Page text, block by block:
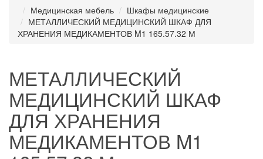
Медицинская мебель
Шкафы медицинские
МЕТАЛЛИЧЕСКИЙ МЕДИЦИНСКИЙ ШКАФ ДЛЯ
ХРАНЕНИЯ МЕДИКАМЕНТОВ M1 165.57.32 М
МЕТАЛЛИЧЕСКИЙ
МЕДИЦИНСКИЙ ШКАФ
ДЛЯ ХРАНЕНИЯ
МЕДИКАМЕНТОВ M1